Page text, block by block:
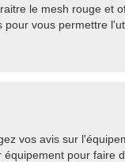
le mesh rouge et
vous permettre
vos avis sur
pour faire